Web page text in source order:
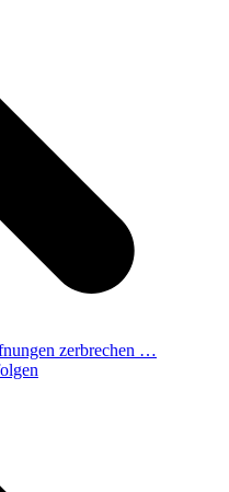
zerbrechen …